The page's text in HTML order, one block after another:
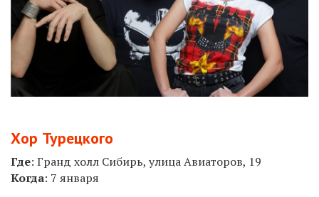
Хор Турецкого
Где: Гранд холл Сибирь, улица Авиаторов, 19
Когда: 7 января